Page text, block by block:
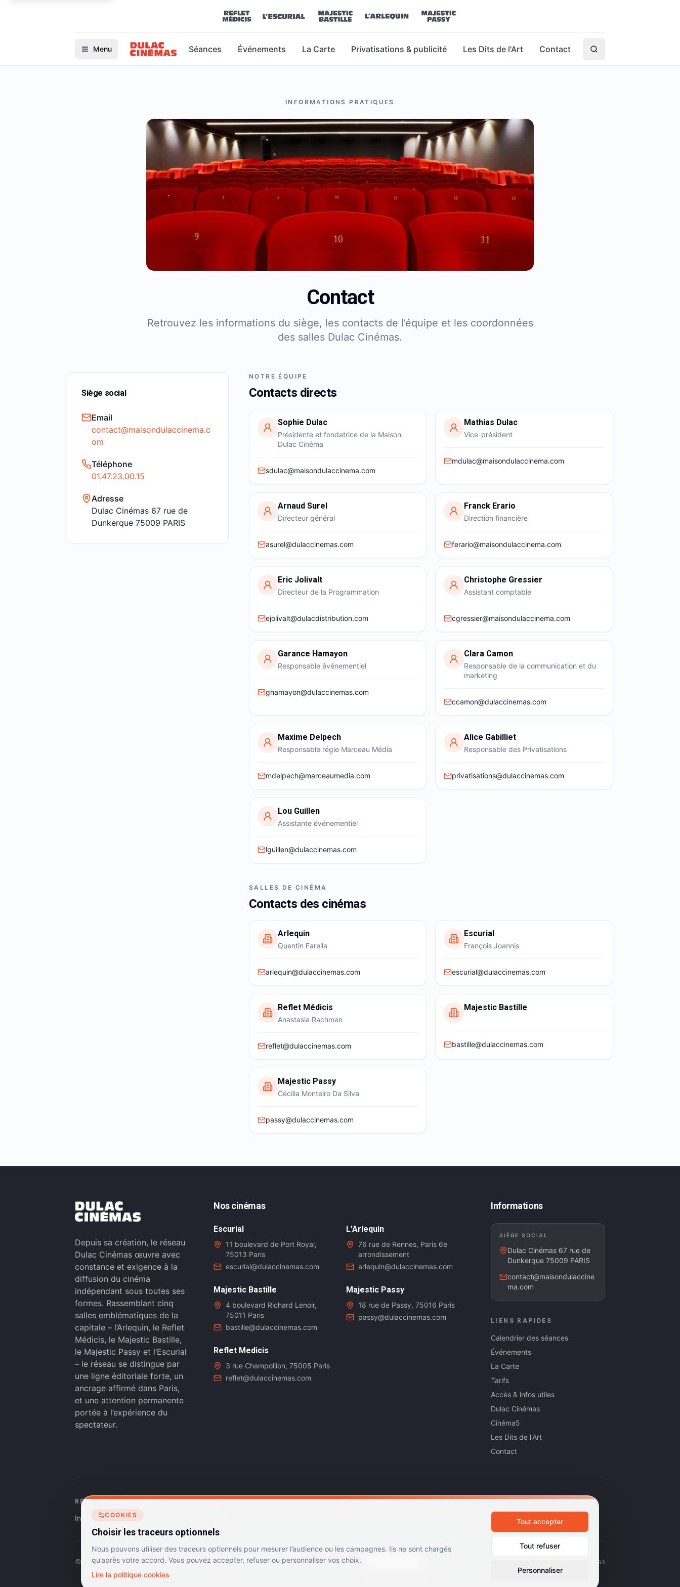
Menu Séances Événements La Carte Privatisations & publicité Les Dits de l'Art Contact
INFORMATIONS PRATIQUES
Contact
Retrouvez les informations du siège, les contacts de l’équipe et les coordonnées
des salles Dulac Cinémas.
Siège social
Email
contact@maisondulaccinema.c
om
Téléphone
01.47.23.00.15
Adresse
Dulac Cinémas 67 rue de
Dunkerque 75009 PARIS
NOTRE ÉQUIPE
Contacts directs
Sophie Dulac
Présidente et fondatrice de la Maison
Dulac Cinéma
sdulac@maisondulaccinema.com
Mathias Dulac
Vice-président
mdulac@maisondulaccinema.com
Arnaud Surel
Directeur général
asurel@dulaccinemas.com
Franck Erario
Direction financière
ferario@maisondulaccinema.com
Eric Jolivalt
Directeur de la Programmation
ejolivalt@dulacdistribution.com
Christophe Gressier
Assistant comptable
cgressier@maisondulaccinema.com
Garance Hamayon
Responsable événementiel
ghamayon@dulaccinemas.com
Clara Camon
Responsable de la communication et du
marketing
ccamon@dulaccinemas.com
Maxime Delpech
Responsable régie Marceau Média
mdelpech@marceaumedia.com
Alice Gabilliet
Responsable des Privatisations
privatisations@dulaccinemas.com
Lou Guillen
Assistante événementiel
lguillen@dulaccinemas.com
SALLES DE CINÉMA
Contacts des cinémas
Arlequin
Quentin Farella
arlequin@dulaccinemas.com
Escurial
François Joannis
escurial@dulaccinemas.com
Reflet Médicis
Anastasia Rachman
reflet@dulaccinemas.com
Majestic Bastille
bastille@dulaccinemas.com
Majestic Passy
Cécilia Monteiro Da Silva
passy@dulaccinemas.com
Depuis sa création, le réseau
Dulac Cinémas œuvre avec
constance et exigence à la
diffusion du cinéma
indépendant sous toutes ses
formes. Rassemblant cinq
salles emblématiques de la
capitale – l’Arlequin, le Reflet
Médicis, le Majestic Bastille,
le Majestic Passy et l’Escurial
– le réseau se distingue par
une ligne éditoriale forte, un
ancrage affirmé dans Paris,
et une attention permanente
portée à l’expérience du
spectateur.
Nos cinémas
Escurial
11 boulevard de Port Royal,
75013 Paris
escurial@dulaccinemas.com
L'Arlequin
76 rue de Rennes, Paris 6e
arrondissement
arlequin@dulaccinemas.com
Majestic Bastille
4 boulevard Richard Lenoir,
75011 Paris
bastille@dulaccinemas.com
Majestic Passy
18 rue de Passy, 75016 Paris
passy@dulaccinemas.com
Reflet Medicis
3 rue Champollion, 75005 Paris
reflet@dulaccinemas.com
Informations
SIÈGE SOCIAL
Dulac Cinémas 67 rue de
Dunkerque 75009 PARIS
contact@maisondulaccine
ma.com
LIENS RAPIDES
Calendrier des séances
Événements
La Carte
Tarifs
Accès & infos utiles
Dulac Cinémas
Cinéma5
Les Dits de l'Art
Contact
RÉSEAUX SOCIAUX
Instagram Facebook
© 2026Dulac Cinémas. Tous droits réservés. Mentions légalesConfidentialité Cookies Cinémas d'art et d'essai · Labels Europa Cinemas
COOKIES
Choisir les traceurs optionnels
Nous pouvons utiliser des traceurs optionnels pour mesurer l’audience ou les campagnes. Ils ne sont chargés
qu’après votre accord. Vous pouvez accepter, refuser ou personnaliser vos choix.
Lire la politique cookies
Tout accepter
Tout refuser
Personnaliser